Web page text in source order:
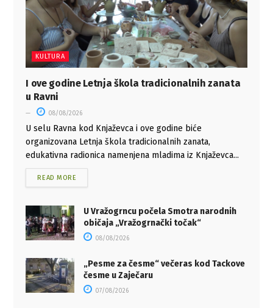
KULTURA
I ove godine Letnja škola tradicionalnih zanata
u Ravni
08/08/2026
U selu Ravna kod Knjaževca i ove godine biće
organizovana Letnja škola tradicionalnih zanata,
edukativna radionica namenjena mladima iz Knjaževca...
READ MORE
U Vražogrncu počela Smotra narodnih
običaja „Vražogrnački točak“
08/08/2026
„Pesme za česme“ večeras kod Tackove
česme u Zaječaru
07/08/2026